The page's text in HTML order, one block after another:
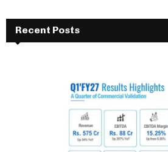
Recent Posts